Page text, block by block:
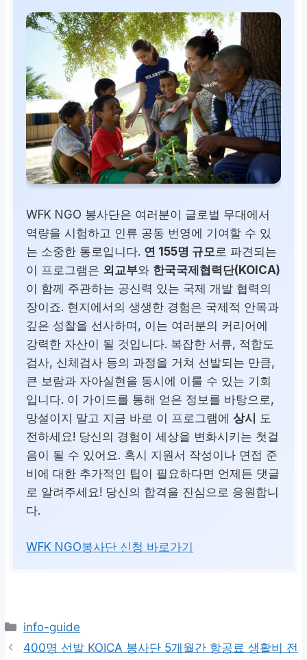
WFK NGO 봉사단은 여러분이 글로벌 무대에서
역량을 시험하고 인류 공동 번영에 기여할 수 있
는 소중한 통로입니다. 연 155명 규모로 파견되는
이 프로그램은 외교부와 한국국제협력단(KOICA)
이 함께 주관하는 공신력 있는 국제 개발 협력의
장이죠. 현지에서의 생생한 경험은 국제적 안목과
깊은 성찰을 선사하며, 이는 여러분의 커리어에
강력한 자산이 될 것입니다. 복잡한 서류, 적합도
검사, 신체검사 등의 과정을 거쳐 선발되는 만큼,
큰 보람과 자아실현을 동시에 이룰 수 있는 기회
입니다. 이 가이드를 통해 얻은 정보를 바탕으로,
망설이지 말고 지금 바로 이 프로그램에상시 도
전하세요! 당신의 경험이 세상을 변화시키는 첫걸
음이 될 수 있어요. 혹시 지원서 작성이나 면접 준
비에 대한 추가적인 팁이 필요하다면 언제든 댓글
로 알려주세요! 당신의 합격을 진심으로 응원합니
다.
WFK NGO봉사단 신청 바로가기
카
테
info-guide
400명 선발 KOICA 봉사단 5개월간 항공료 생활비 전